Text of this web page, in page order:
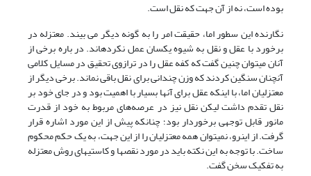
بوده است، نه از آن جهت که نقل است.
نگارنده این سطور اما، حقیقت امر را به گونه دیگر می بیند. معتزله در
برخورد با عقل و نقل به شیوه یکسان عمل نکرده­اند. در باره برخی از
آنان می­توان چنین گفت که کفه عقل را در ترازوی تحقیق در مسایل­ کلامی
آن­چنان سنگین کردند که وزن چندانی برای نقل باقی نماند. برخی دیگر از
معتزلیان اما، با اینکه عقل برای آنها بسیار با اهمیت بود و در جای خود بر
نقل تقدم داشت لیکن نقل نیز در عرصه‌های مربوط به خود از قدرت
مانور قابل توجهی برخوردار بود؛ چنانکه پیش از این مورد اشاره قرار
گرفت. از این­رو، نمی­توان همه معتزلیان را از این جهت، به یک حکم محکوم
ساخت. با توجه به این نکته باید در مورد نقص­ها و کاستی­های روش معتزله
به تفکیک سخن گفت.